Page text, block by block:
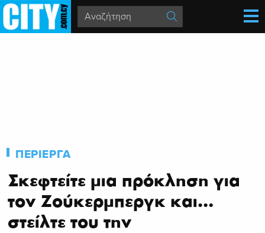
ΠΕΡΙΕΡΓΑ
Σκεφτείτε μια πρόκληση για
τον Ζούκερμπεργκ και…
στείλτε του την